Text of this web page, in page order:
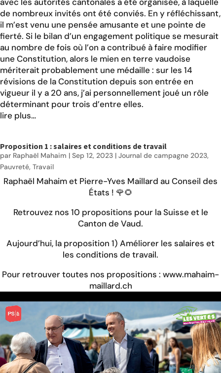
de nombreux invités ont été conviés. En y réfléchissant,
il m’est venu une pensée amusante et une pointe de
fierté. Si le bilan d’un engagement politique se mesurait
au nombre de fois où l’on a contribué à faire modifier
une Constitution, alors le mien en terre vaudoise
mériterait probablement une médaille : sur les 14
révisions de la Constitution depuis son entrée en
vigueur il y a 20 ans, j’ai personnellement joué un rôle
déterminant pour trois d’entre elles.
lire plus…
Proposition 1 : salaires et conditions de travail
par Raphaël Mahaim | Sep 12, 2023 | Journal de campagne 2023,
Pauvreté, Travail
Raphaël Mahaim et Pierre-Yves Maillard au Conseil des
États ! 🌹🌻
Retrouvez nos 10 propositions pour la Suisse et le
Canton de Vaud.
Aujourd’hui, la proposition 1) Améliorer les salaires et
les conditions de travail.
Pour retrouver toutes nos propositions : www.mahaim-
maillard.ch